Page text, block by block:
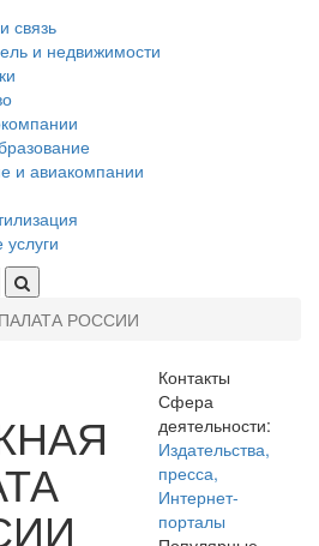
связь
и недвижимости
и авиакомпании
РОССИИ
Контакты
Сфера
деятельности:
Издательства,
пресса,
Интернет-
порталы